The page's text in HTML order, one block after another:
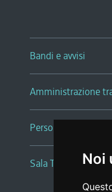
Noi
Bandi e avvisi
Amministrazione
Persone e Uffici
Sala Tiziano